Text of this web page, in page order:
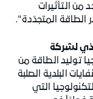
التأثيرات
الطاقة المتجدّدة".
لشركة
توليد الطاقة من
البلدية الصلبة
التي